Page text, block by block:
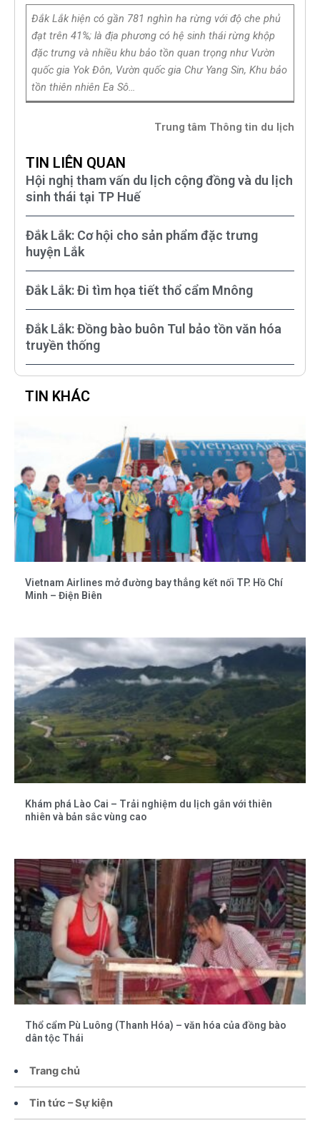
Trang chủ
Tin tức – Sự kiện
Đắk Lắk hiện có gần 781 nghìn ha rừng với độ che phủ
đạt trên 41%; là địa phương có hệ sinh thái rừng khộp
đặc trưng và nhiều khu bảo tồn quan trọng như Vườn
quốc gia Yok Đôn, Vườn quốc gia Chư Yang Sin, Khu bảo
tồn thiên nhiên Ea Sô…
Trung tâm Thông tin du lịch
TIN LIÊN QUAN
Hội nghị tham vấn du lịch cộng đồng và du lịch
sinh thái tại TP Huế
Đắk Lắk: Cơ hội cho sản phẩm đặc trưng
huyện Lắk
Đắk Lắk: Đi tìm họa tiết thổ cẩm Mnông
Đắk Lắk: Đồng bào buôn Tul bảo tồn văn hóa
truyền thống
TIN KHÁC
Vietnam Airlines mở đường bay thẳng kết nối TP. Hồ Chí
Minh – Điện Biên
Khám phá Lào Cai – Trải nghiệm du lịch gắn với thiên
nhiên và bản sắc vùng cao
Thổ cẩm Pù Luông (Thanh Hóa) – văn hóa của đồng bào
dân tộc Thái